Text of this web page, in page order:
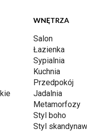
WNĘTRZA
Salon
Łazienka
Sypialnia
Kuchnia
Przedpokój
Jadalnia
Metamorfozy
Styl boho
Styl